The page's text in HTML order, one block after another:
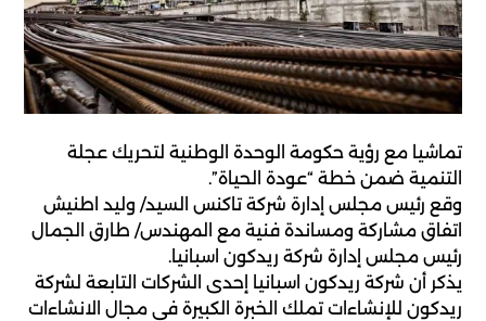
تماشيا مع رؤية حكومة الوحدة الوطنية لتحريك عجلة
التنمية ضمن خطة “عودة الحياة”.
وقع رئيس مجلس إدارة شركة تاكنس السيد/ وليد اطنيش
اتفاق مشاركة ومساندة فنية مع المهندس/ طارق الجمال
رئيس مجلس إدارة شركة ريدكون اسبانيا.
يذكر أن شركة ريدكون اسبانيا إحدى الشركات التابعة لشركة
ريدكون للإنشاءات تملك الخبرة الكبيرة في مجال الانشاءات